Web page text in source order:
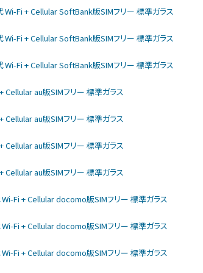
Wi-Fi + Cellular SoftBank版SIMフリー 標準ガラス
Wi-Fi + Cellular SoftBank版SIMフリー 標準ガラス
Wi-Fi + Cellular SoftBank版SIMフリー 標準ガラス
Cellular au版SIMフリー 標準ガラス
Cellular au版SIMフリー 標準ガラス
Cellular au版SIMフリー 標準ガラス
Cellular au版SIMフリー 標準ガラス
Fi + Cellular docomo版SIMフリー 標準ガラス
Fi + Cellular docomo版SIMフリー 標準ガラス
Fi + Cellular docomo版SIMフリー 標準ガラス